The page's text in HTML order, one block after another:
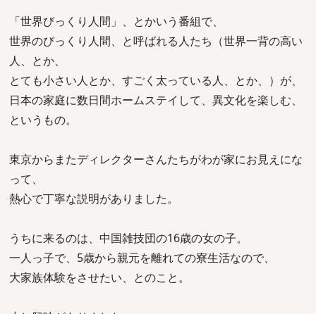
「世界びっくり人間」、とかいう番組で、
世界のびっくり人間、と呼ばれる人たち（世界一背の高い
人、とか、
とても小さい人とか、すごく太っている人、とか、）が、
日本の家庭に数日間ホームステイして、異文化を楽しむ、
というもの。
東京からまたディレクターさんたちがわが家にお見えにな
って、
熱心で丁寧な説明がありました。
うちに来るのは、中国雑技団の16歳の女の子。
一人っ子で、5歳から親元を離れての寮生活なので、
大家族体験をさせたい、とのこと。